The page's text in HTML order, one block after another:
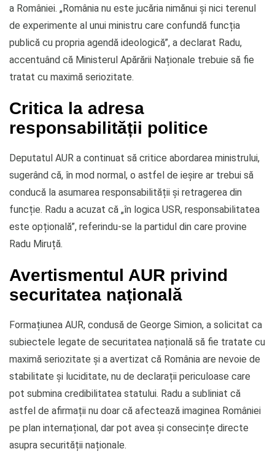
a României. „România nu este jucăria nimănui și nici terenul
de experimente al unui ministru care confundă funcția
publică cu propria agendă ideologică”, a declarat Radu,
accentuând că Ministerul Apărării Naționale trebuie să fie
tratat cu maximă seriozitate.
Critica la adresa
responsabilității politice
Deputatul AUR a continuat să critice abordarea ministrului,
sugerând că, în mod normal, o astfel de ieșire ar trebui să
conducă la asumarea responsabilității și retragerea din
funcție. Radu a acuzat că „în logica USR, responsabilitatea
este opțională”, referindu-se la partidul din care provine
Radu Miruță.
Avertismentul AUR privind
securitatea națională
Formațiunea AUR, condusă de George Simion, a solicitat ca
subiectele legate de securitatea națională să fie tratate cu
maximă seriozitate și a avertizat că România are nevoie de
stabilitate și luciditate, nu de declarații periculoase care
pot submina credibilitatea statului. Radu a subliniat că
astfel de afirmații nu doar că afectează imaginea României
pe plan internațional, dar pot avea și consecințe directe
asupra securității naționale.